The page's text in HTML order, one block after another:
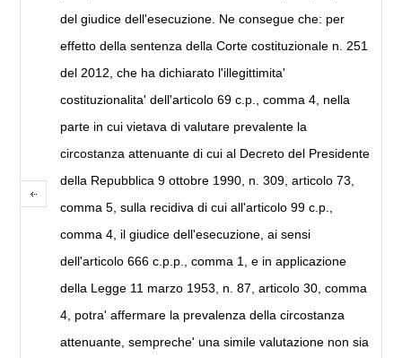
del giudice dell'esecuzione. Ne consegue che: per
effetto della sentenza della Corte costituzionale n. 251
del 2012, che ha dichiarato l'illegittimita'
costituzionalita' dell'articolo 69 c.p., comma 4, nella
parte in cui vietava di valutare prevalente la
circostanza attenuante di cui al Decreto del Presidente
della Repubblica 9 ottobre 1990, n. 309, articolo 73,
comma 5, sulla recidiva di cui all'articolo 99 c.p.,
comma 4, il giudice dell'esecuzione, ai sensi
dell'articolo 666 c.p.p., comma 1, e in applicazione
della Legge 11 marzo 1953, n. 87, articolo 30, comma
4, potra' affermare la prevalenza della circostanza
attenuante, sempreche' una simile valutazione non sia